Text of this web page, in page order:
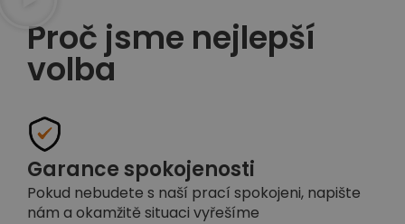
Proč jsme nejlepší
volba
Garance spokojenosti
Pokud nebudete s naší prací spokojeni, napište
nám a okamžitě situaci vyřešíme